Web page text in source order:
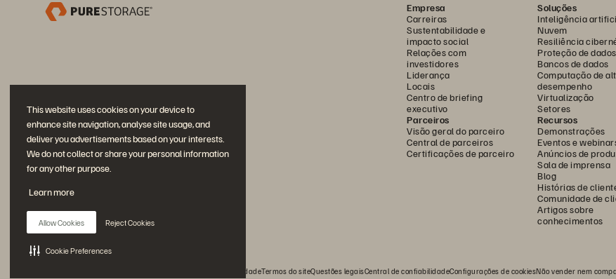
This website uses cookies on your device to
enhance site navigation, analyse site usage, and
deliver you advertisements based on your interests.
We do not collect or share your personal information
for any other purpose.
Learn more
Allow Cookies Reject Cookies
Cookie Preferences
Empresa
Carreiras
Sustentabilidade e
impacto social
Relações com
investidores
Liderança
Locais
Centro de briefing
executivo
Soluções
Inteligência
Nuvem
Resiliência
Proteção de dados
Bancos de dados
Computação de
desempenho
Virtualização
Setores
Parceiros
Visão geral do parceiro
Central de parceiros
Certificações de parceiro
Recursos
Demonstrações
Eventos e
Anúncios de
Sala de imprensa
Blog
Histórias de
Comunidade de
Artigos sobre
conhecimentos
Participe da conversa
PrivacidadeTermos do siteQuestões legaisCentral de confiabilidadeConfigurações de cookiesNão vender nem